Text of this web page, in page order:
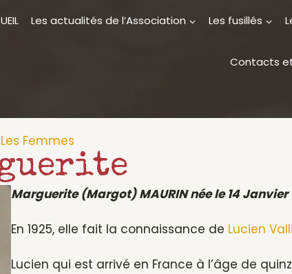
Les actualités de l’Association Les fusillés
Contacts
Les Femmes
Marguerite (Margot) MAURIN née le 14
En 1925, elle fait la connaissance de Lucien
Lucien qui est arrivé en France à l’âge de